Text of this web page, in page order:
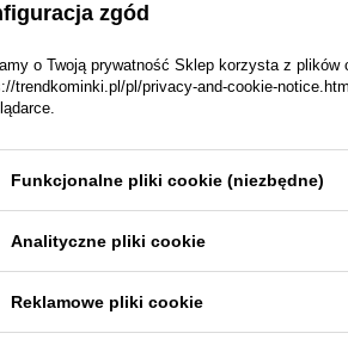
spalinowych i dymowych
na wylocie komina
terenu, silnych i częstych wiatrach
lub jego średnica niewielka
kominowego:
olejem
opalanych węglem lub
karta techniczna generatora.
zgód
o Twoją prywatność Sklep korzysta z
trendkominki.pl/pl/privacy-and-cookie-
Funkcjonalne pliki cookie (niezbędne)
Analityczne pliki cookie
Reklamowe pliki cookie